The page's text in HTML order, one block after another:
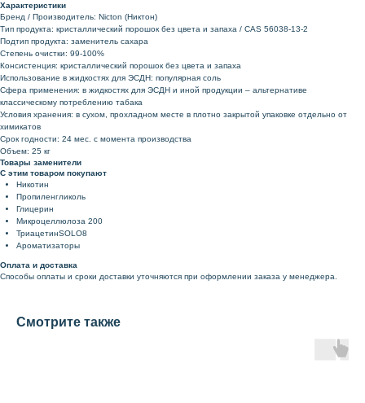
Характеристики
Бренд / Производитель: Nicton (Никтон)
Тип продукта: кристаллический порошок без цвета и запаха / CAS 56038-13-2
Подтип продукта: заменитель сахара
Степень очистки: 99-100%
Консистенция: кристаллический порошок без цвета и запаха
Использование в жидкостях для ЭСДН: популярная соль
Сфера применения: в жидкостях для ЭСДН и иной продукции – альтернативе
классическому потреблению табака
Условия хранения: в сухом, прохладном месте в плотно закрытой упаковке отдельно от
химикатов
Срок годности: 24 мес. с момента производства
Объем: 25 кг
Товары заменители
С этим товаром покупают
Никотин
Пропиленгликоль
Глицерин
Микроцеллюлоза 200
ТриацетинSOLO8
Ароматизаторы
Оплата и доставка
Способы оплаты и сроки доставки уточняются при оформлении заказа у менеджера.
Смотрите также